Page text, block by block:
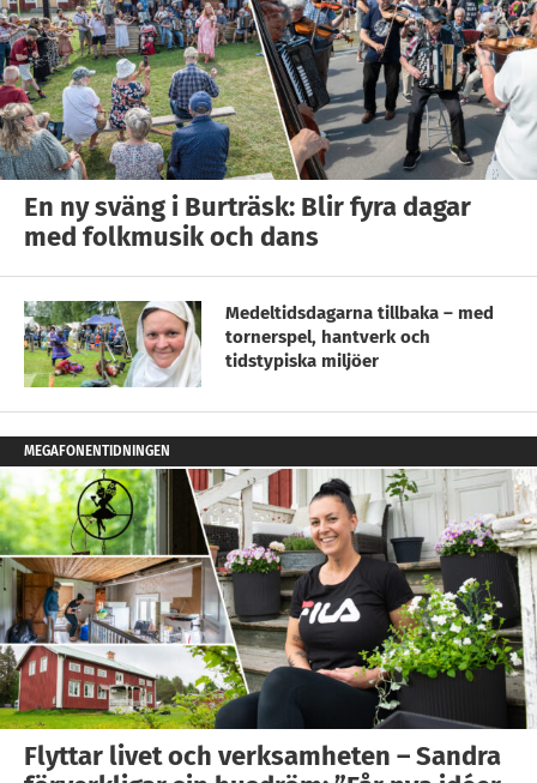
En ny sväng i Burträsk: Blir fyra dagar
med folkmusik och dans
Medeltidsdagarna tillbaka – med
tornerspel, hantverk och
tidstypiska miljöer
MEGAFONENTIDNINGEN
Flyttar livet och verksamheten – Sandra